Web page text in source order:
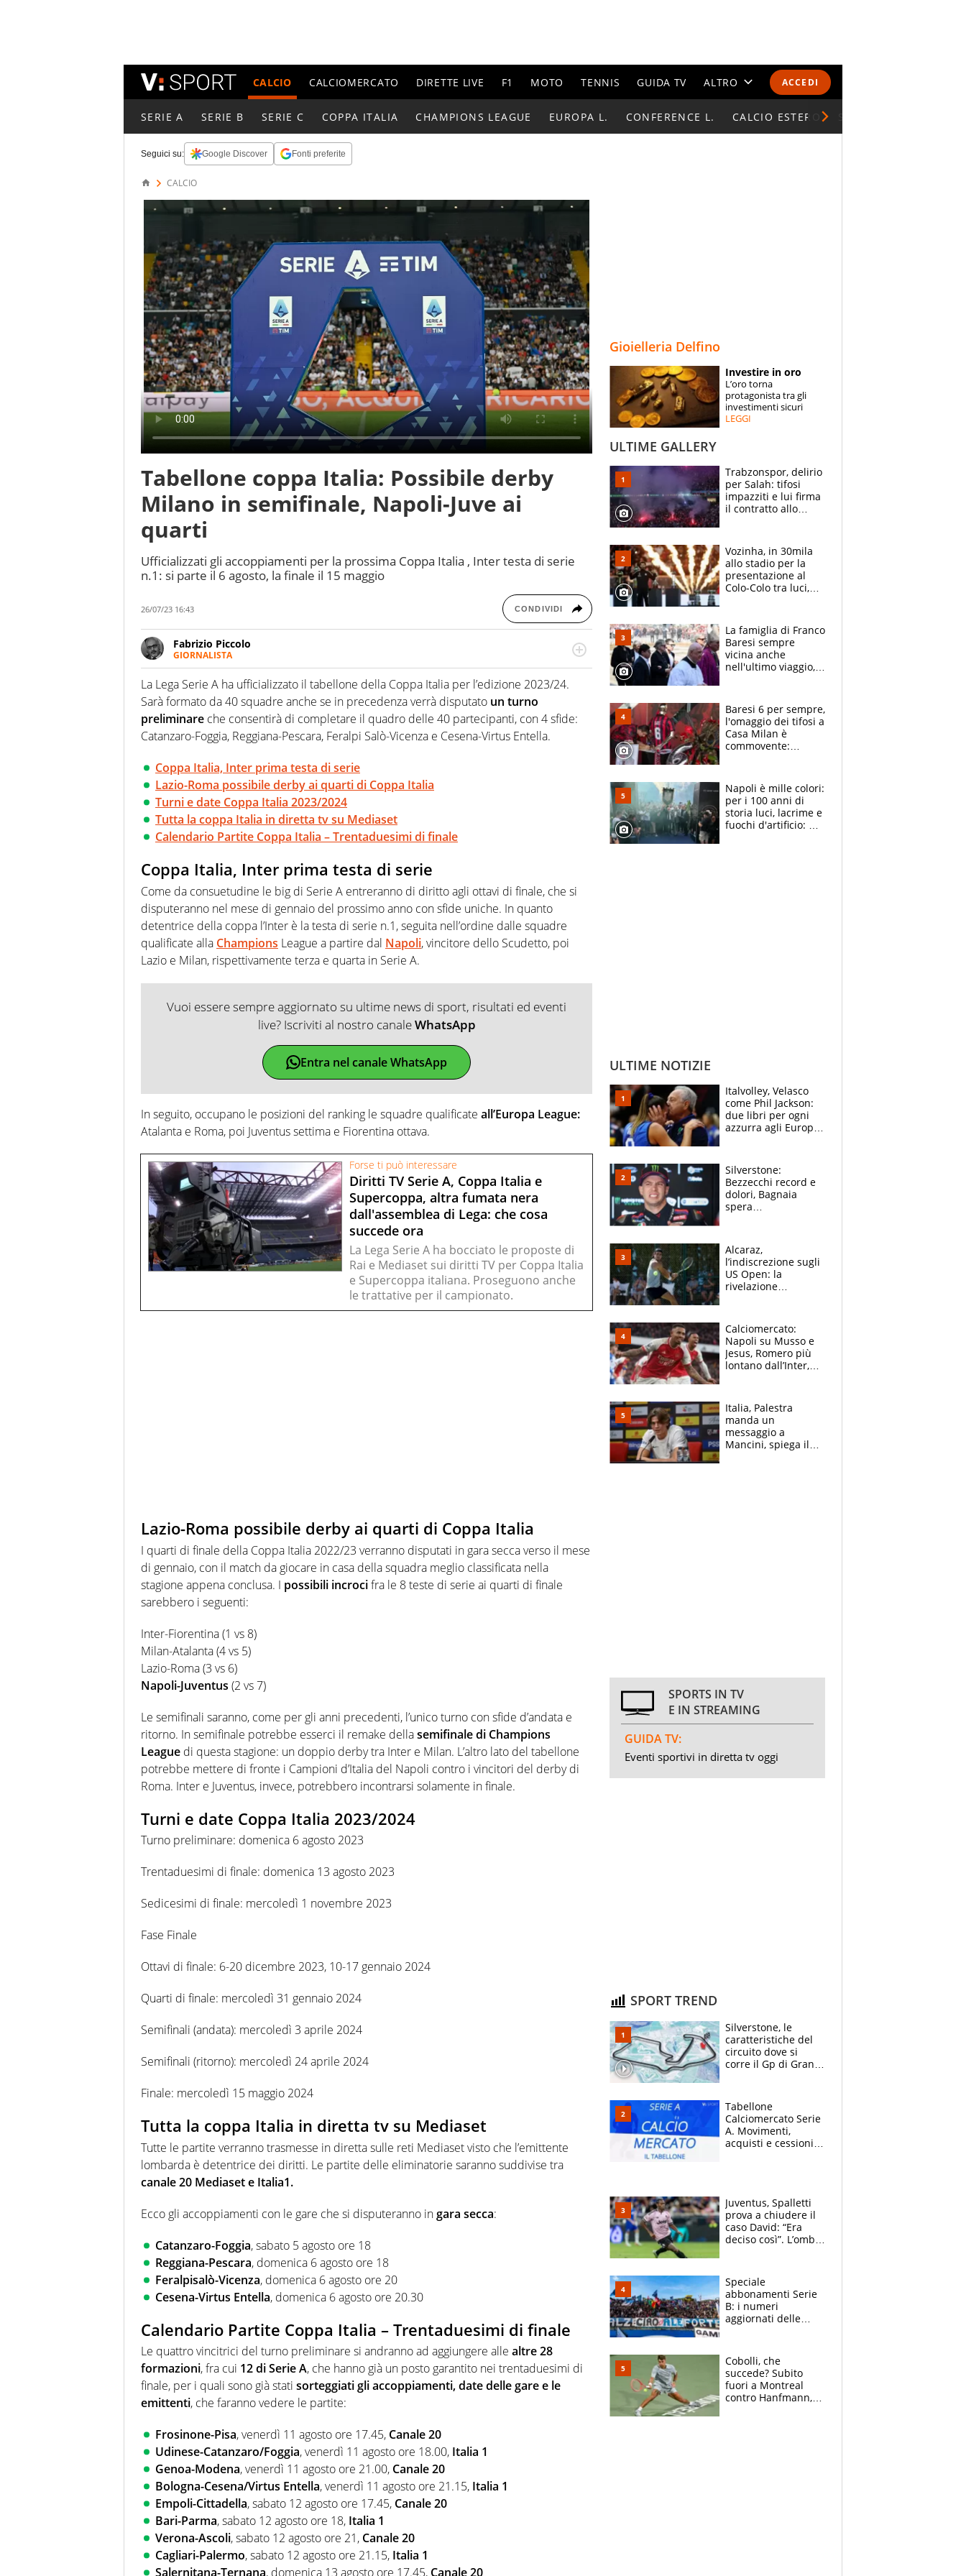
ACCEDI
CALCIO CALCIOMERCATO DIRETTE LIVE F1 MOTO TENNIS GUIDA TV ALTRO
CALENDARI E CLASSIFICHE
ESPERTI
CONTATTI
SERIE A SERIE B SERIE C COPPA ITALIA CHAMPIONS LEAGUE EUROPA L. CONFERENCE L. CALCIO ESTERO
Seguici su: Google Discover Fonti preferite
CALCIO
Tabellone coppa Italia: Possibile derby
Milano in semifinale, Napoli-Juve ai
quarti
Ufficializzati gli accoppiamenti per la prossima Coppa Italia , Inter testa di serie
n.1: si parte il 6 agosto, la finale il 15 maggio
26/07/23 16:43 CONDIVIDI
Fabrizio Piccolo
GIORNALISTA
Nella sua carriera ha seguito numerose manifestazioni sportive e collaborato con
agenzie e testate. Esperienza, competenza, conoscenza e memoria storica. Si occupa
prevalentemente di calcio
La Lega Serie A ha ufficializzato il tabellone della Coppa Italia per l’edizione 2023/24.
Sarà formato da 40 squadre anche se in precedenza verrà disputato un turno
preliminare che consentirà di completare il quadro delle 40 partecipanti, con 4 sfide:
Catanzaro-Foggia, Reggiana-Pescara, Feralpi Salò-Vicenza e Cesena-Virtus Entella.
Coppa Italia, Inter prima testa di serie
Lazio-Roma possibile derby ai quarti di Coppa Italia
Turni e date Coppa Italia 2023/2024
Tutta la coppa Italia in diretta tv su Mediaset
Calendario Partite Coppa Italia – Trentaduesimi di finale
Coppa Italia, Inter prima testa di serie
Come da consuetudine le big di Serie A entreranno di diritto agli ottavi di finale, che si
disputeranno nel mese di gennaio del prossimo anno con sfide uniche. In quanto
detentrice della coppa l’Inter è la testa di serie n.1, seguita nell’ordine dalle squadre
qualificate alla Champions League a partire dal Napoli, vincitore dello Scudetto, poi
Lazio e Milan, rispettivamente terza e quarta in Serie A.
Vuoi essere sempre aggiornato su ultime news di sport, risultati ed eventi
live? Iscriviti al nostro canaleWhatsApp
Entra nel canale WhatsApp
In seguito, occupano le posizioni del ranking le squadre qualificate all’Europa League:
Atalanta e Roma, poi Juventus settima e Fiorentina ottava.
Forse ti può interessare
Diritti TV Serie A, Coppa Italia e
Supercoppa, altra fumata nera
dall'assemblea di Lega: che cosa
succede ora
La Lega Serie A ha bocciato le proposte di
Rai e Mediaset sui diritti TV per Coppa Italia
e Supercoppa italiana. Proseguono anche
le trattative per il campionato.
Lazio-Roma possibile derby ai quarti di Coppa Italia
I quarti di finale della Coppa Italia 2022/23 verranno disputati in gara secca verso il mese
di gennaio, con il match da giocare in casa della squadra meglio classificata nella
stagione appena conclusa. I possibili incrocifra le 8 teste di serie ai quarti di finale
sarebbero i seguenti:
Inter-Fiorentina (1 vs 8)
Milan-Atalanta (4 vs 5)
Lazio-Roma (3 vs 6)
Napoli-Juventus (2 vs 7)
Le semifinali saranno, come per gli anni precedenti, l’unico turno con sfide d’andata e
ritorno. In semifinale potrebbe esserci il remake dellasemifinale di Champions
League di questa stagione: un doppio derby tra Inter e Milan. L’altro lato del tabellone
potrebbe mettere di fronte i Campioni d’Italia del Napoli contro i vincitori del derby di
Roma. Inter e Juventus, invece, potrebbero incontrarsi solamente in finale.
Turni e date Coppa Italia 2023/2024
Turno preliminare: domenica 6 agosto 2023
Trentaduesimi di finale: domenica 13 agosto 2023
Sedicesimi di finale: mercoledì 1 novembre 2023
Fase Finale
Ottavi di finale: 6-20 dicembre 2023, 10-17 gennaio 2024
Quarti di finale: mercoledì 31 gennaio 2024
Semifinali (andata): mercoledì 3 aprile 2024
Semifinali (ritorno): mercoledì 24 aprile 2024
Finale: mercoledì 15 maggio 2024
Tutta la coppa Italia in diretta tv su Mediaset
Tutte le partite verranno trasmesse in diretta sulle reti Mediaset visto che l’emittente
lombarda è detentrice dei diritti. Le partite delle eliminatorie saranno suddivise tra
canale 20 Mediaset e Italia1.
Ecco gli accoppiamenti con le gare che si disputeranno ingara secca:
Catanzaro-Foggia, sabato 5 agosto ore 18
Reggiana-Pescara, domenica 6 agosto ore 18
Feralpisalò-Vicenza, domenica 6 agosto ore 20
Cesena-Virtus Entella, domenica 6 agosto ore 20.30
Calendario Partite Coppa Italia – Trentaduesimi di finale
Le quattro vincitrici del turno preliminare si andranno ad aggiungere alle altre 28
formazioni, fra cui 12 di Serie A, che hanno già un posto garantito nei trentaduesimi di
finale, per i quali sono già stati sorteggiati gli accoppiamenti, date delle gare e le
emittenti, che faranno vedere le partite:
Frosinone-Pisa, venerdì 11 agosto ore 17.45, Canale 20
Udinese-Catanzaro/Foggia, venerdì 11 agosto ore 18.00, Italia 1
Genoa-Modena, venerdì 11 agosto ore 21.00, Canale 20
Bologna-Cesena/Virtus Entella, venerdì 11 agosto ore 21.15, Italia 1
Empoli-Cittadella, sabato 12 agosto ore 17.45, Canale 20
Bari-Parma, sabato 12 agosto ore 18, Italia 1
Verona-Ascoli, sabato 12 agosto ore 21, Canale 20
Cagliari-Palermo, sabato 12 agosto ore 21.15, Italia 1
Salernitana-Ternana, domenica 13 agosto ore 17.45, Canale 20
Gioielleria Delfino
Investire in oro
L’oro torna
protagonista tra gli
investimenti sicuri
LEGGI
ULTIME GALLERY
Trabzonspor, delirio
per Salah: tifosi
impazziti e lui firma
il contratto allo
Vozinha, in 30mila
allo stadio per la
presentazione al
Colo-Colo tra luci,
La famiglia di Franco
Baresi sempre
vicina anche
nell'ultimo viaggio,
circondati
dall'affetto dei tifosi
Baresi 6 per sempre,
l'omaggio dei tifosi a
Casa Milan è
commovente:
bigliettini
Napoli è mille colori:
per i 100 anni di
storia luci, lacrime e
fuochi d'artificio: De
ULTIME NOTIZIE
Italvolley, Velasco
come Phil Jackson:
due libri per ogni
azzurra agli Europei.
Silverstone:
Bezzecchi record e
dolori, Bagnaia
spera
e vota Aprilia
Alcaraz,
l’indiscrezione sugli
US Open: la
rivelazione
B. Rune verso la
rinuncia
Calciomercato:
Napoli su Musso e
Jesus, Romero più
lontano dall’Inter,
tabellone
Italia, Palestra
manda un
messaggio a
Mancini, spiega il
SPORTS IN TV
E IN STREAMING
GUIDA TV:
Eventi sportivi in diretta tv oggi
SPORT TREND
Silverstone, le
caratteristiche del
circuito dove si
corre il Gp di Gran
Tabellone
Calciomercato Serie
A. Movimenti,
acquisti e cessioni:
Juventus, Spalletti
prova a chiudere il
caso David: “Era
deciso così”. L’ombra
Speciale
abbonamenti Serie
B: i numeri
aggiornati delle
Cobolli, che
succede? Subito
fuori a Montreal
contro Hanfmann,